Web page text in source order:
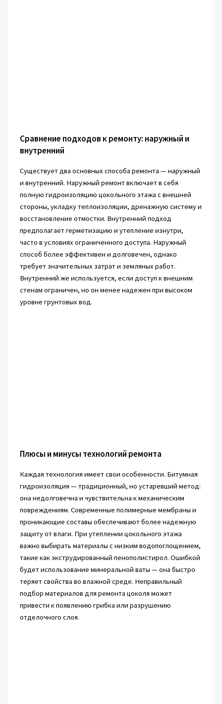
Сравнение подходов к ремонту: наружный и
внутренний
Существует два основных способа ремонта — наружный
и внутренний. Наружный ремонт включает в себя
полную гидроизоляцию цокольного этажа с внешней
стороны, укладку теплоизоляции, дренажную систему и
восстановление отмостки. Внутренний подход
предполагает герметизацию и утепление изнутри,
часто в условиях ограниченного доступа. Наружный
способ более эффективен и долговечен, однако
требует значительных затрат и земляных работ.
Внутренний же используется, если доступ к внешним
стенам ограничен, но он менее надежен при высоком
уровне грунтовых вод.
Плюсы и минусы технологий ремонта
Каждая технология имеет свои особенности. Битумная
гидроизоляция — традиционный, но устаревший метод:
она недолговечна и чувствительна к механическим
повреждениям. Современные полимерные мембраны и
проникающие составы обеспечивают более надежную
защиту от влаги. При утеплении цокольного этажа
важно выбирать материалы с низким водопоглощением,
такие как экструдированный пенополистирол. Ошибкой
будет использование минеральной ваты — она быстро
теряет свойства во влажной среде. Неправильный
подбор материалов для ремонта цоколя может
привести к появлению грибка или разрушению
отделочного слоя.